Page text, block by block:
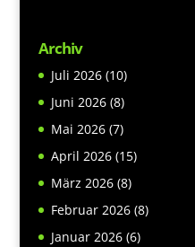
Archiv
Juli 2026(10)
Juni 2026(8)
Mai 2026(7)
April 2026(15)
März 2026(8)
Februar 2026(8)
Januar 2026(6)